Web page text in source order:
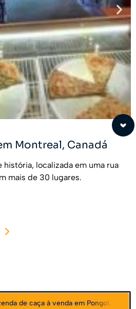
Montreal, Canadá
história, localizada em uma rua
mais de 30 lugares.
Fazenda de caça à venda em Pongola, África do Sul